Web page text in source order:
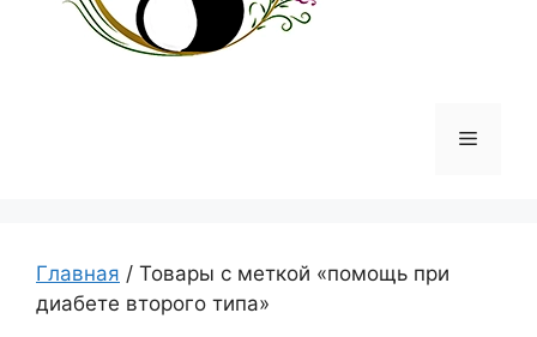
Меню
Главная / Товары с меткой «помощь при
диабете второго типа»